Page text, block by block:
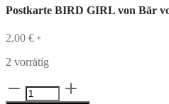
Postkarte BIRD GIRL von Bär
2,00 € *
2 vorrätig
Postkarte
BIRD